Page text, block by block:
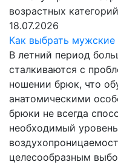
возрастных категорий.
18.07.2026
Как выбрать мужские
В летний период
сталкиваются с
ношении брюк, что
анатомическими
брюки не всегда
необходимый уровень
целесообразным